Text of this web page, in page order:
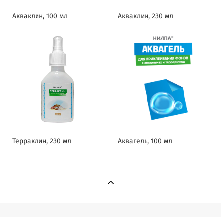
Акваклин, 100 мл Акваклин, 230 мл
Терраклин, 230 мл Аквагель, 100 мл